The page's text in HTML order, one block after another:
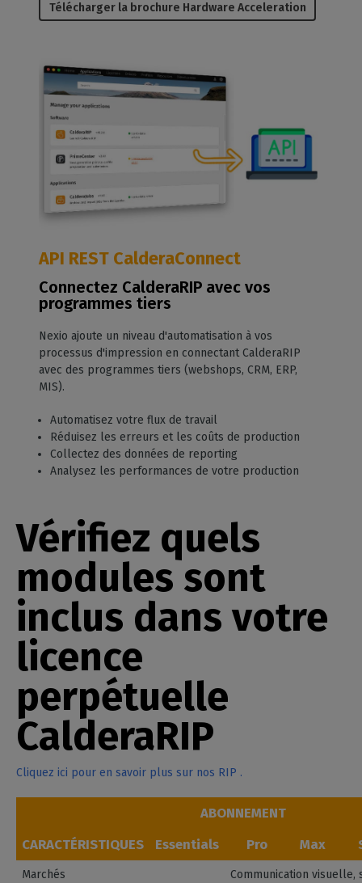
Télécharger la brochure Hardware Acceleration
API REST CalderaConnect
Connectez CalderaRIP avec vos
programmes tiers
Nexio ajoute un niveau d'automatisation à vos
processus d'impression en connectant CalderaRIP
avec des programmes tiers (webshops, CRM, ERP,
MIS).
Automatisez votre flux de travail
Réduisez les erreurs et les coûts de production
Collectez des données de reporting
Analysez les performances de votre production
Vérifiez quels
modules sont
inclus dans votre
licence
perpétuelle
CalderaRIP
Cliquez ici pour en savoir plus sur nos RIP .
ABONNEMENT
CARACTÉRISTIQUES
Essentials Pro Max
Marchés
Communication